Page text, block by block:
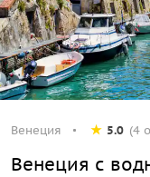
Венеция 5.0 (4
Венеция с